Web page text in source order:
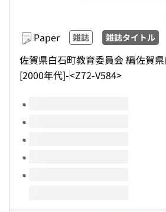
Paper 雑誌 雑誌タイトル
佐賀県白石町教育委員会 編佐賀
[2000年代]-<Z72-V584>
Volumes of this title